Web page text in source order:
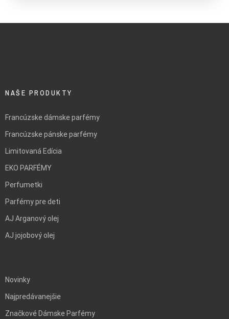
NAŠE PRODUKTY
Francúzske dámske parfémy
Francúzske pánske parfémy
Limitovaná Edícia
EKO PARFÉMY
Perfumetki
Parfémy pre deti
AJ Arganový olej
AJ jojobový olej
Novinky
Najpredávanejšie
Značkové Dámske Parfémy